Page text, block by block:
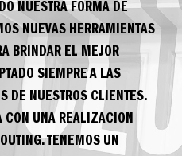
NUESTRA FORMA DE
NUEVAS HERRAMIENTAS
BRINDAR EL MEJOR
SIEMPRE A LAS
DE NUESTROS CLIENTES.
CON UNA REALIZACION
TENEMOS UN